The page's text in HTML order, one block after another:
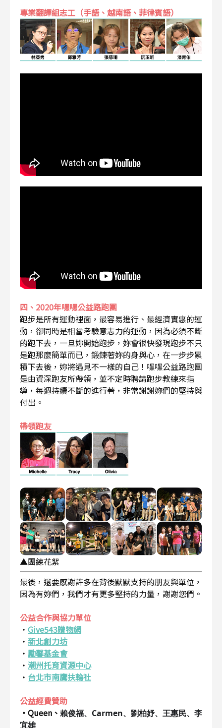
專業翻譯組志工（手語、越南語、菲律賓語）
四、2020年嘿嘿公益路跑團
跑步是所有運動裡面，最容易進行、最經濟實惠的運
動，卻同時是相當考驗意志力的運動，因為必須不斷
的跑下去，一旦妳開始跑步，妳會很快發現跑步不只
是跑那麼簡單而已，鍛鍊著妳的身與心，在一步步累
積下去後，妳將遇見不一樣的自己！嘿嘿公益路跑團
是由資深跑友所帶領，並不定時聘請跑步教練來指
導，每週持續不斷的進行著，非常謝謝妳們的堅持與
付出。
帶領跑友
▲團練花絮
最後，還要感謝許多在背後默默支持的朋友與單位，
因為有妳們，我們才有更多堅持的力量，謝謝您們。
公益合作與協力單位
・ Give543贈物網
・ 新北創力坊
・ 勵馨基金會
・ 潮州托育資源中心
・ 台北市南鷹扶輪社
公益經費贊助
・Queen、 賴俊福、Carmen、劉柏妤、王惠民、李
宜雄